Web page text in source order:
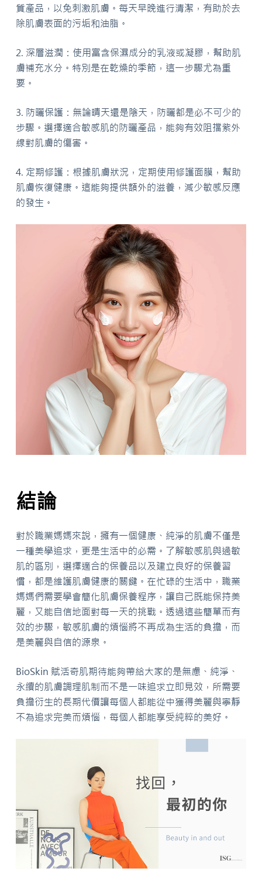
質產品，以免刺激肌膚。每天早晚進行清潔，有助於去
除肌膚表面的污垢和油脂。
2. 深層滋潤：使用富含保濕成分的乳液或凝膠，幫助肌
膚補充水分。特別是在乾燥的季節，這一步驟尤為重
要。
3. 防曬保護：無論晴天還是陰天，防曬都是必不可少的
步驟。選擇適合敏感肌的防曬產品，能夠有效阻擋紫外
線對肌膚的傷害。
4. 定期修護：根據肌膚狀況，定期使用修護面膜，幫助
肌膚恢復健康。這能夠提供額外的滋養，減少敏感反應
的發生。
結論
對於職業媽媽來說，擁有一個健康、純淨的肌膚不僅是
一種美學追求，更是生活中的必需。了解敏感肌與過敏
肌的區別，選擇適合的保養品以及建立良好的保養習
慣，都是維護肌膚健康的關鍵。在忙碌的生活中，職業
媽媽們需要學會簡化肌膚保養程序，讓自己既能保持美
麗，又能自信地面對每一天的挑戰。透過這些簡單而有
效的步驟，敏感肌膚的煩惱將不再成為生活的負擔，而
是美麗與自信的源泉。
BioSkin 賦活奇肌期待能夠帶給大家的是無慮、純淨、
永續的肌膚調理肌制而不是一味追求立即見效，所需要
負擔衍生的長期代價讓每個人都能從中獲得美麗與寧靜
不為追求完美而煩惱，每個人都能享受純粹的美好。